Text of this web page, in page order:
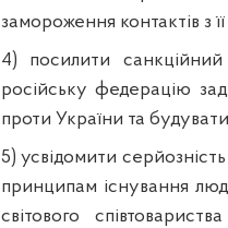
замороження контактів з
4) посилити
російську федерацію
проти України та
5) усвідомити
принципам існування
світового